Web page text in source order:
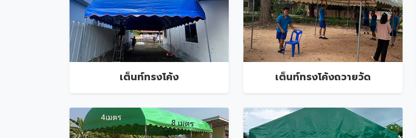
เต็นท์ทรงโค้ง เต็นท์ทรงโค้งถวายวัด